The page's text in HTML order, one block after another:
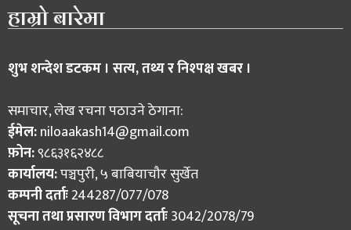
हाम्रो बारेमा
शुभ शन्देश डटकम । सत्य, तथ्य र निश्पक्ष खबर ।
समाचार, लेख रचना पठाउने ठेगाना:
ईमेल:niloaakash14@gmail.com
फ़ोन:९८६३१६२४८८
कार्यालय:पञ्चपुरी, ५ बाबियाचौर सुर्खेत
कम्पनी दर्ताः244287/077/078
सूचना तथा प्रसारण विभाग दर्ताः3042/2078/79